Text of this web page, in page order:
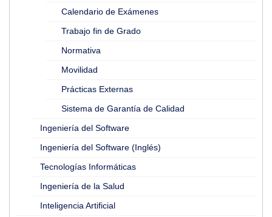
Calendario de Exámenes
Trabajo fin de Grado
Normativa
Movilidad
Prácticas Externas
Sistema de Garantía de Calidad
Ingeniería del Software
Ingeniería del Software (Inglés)
Tecnologías Informáticas
Ingeniería de la Salud
Inteligencia Artificial